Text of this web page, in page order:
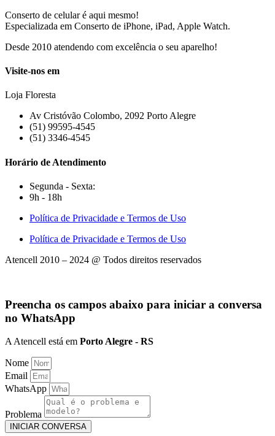
Conserto de celular é aqui mesmo!
Especializada em Conserto de iPhone, iPad, Apple Watch.
Desde 2010 atendendo com excelência o seu aparelho!
Visite-nos em
Loja Floresta
Av Cristóvão Colombo, 2092 Porto Alegre
(51) 99595-4545
(51) 3346-4545
Horário de Atendimento
Segunda - Sexta:
9h - 18h
Política de Privacidade e Termos de Uso
Política de Privacidade e Termos de Uso
Atencell 2010 – 2024 @ Todos direitos reservados
Preencha os campos abaixo para iniciar a conversa
no WhatsApp
A Atencell está em Porto Alegre - RS
Nome
Email
WhatsApp
Problema
INICIAR CONVERSA